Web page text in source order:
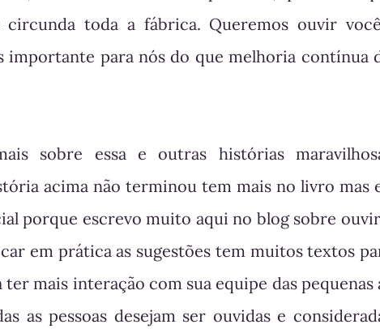
toda a fábrica. Queremos ouvir
importante para nós do que melhoria contínua
sobre essa e outras histórias
acima não terminou tem mais no livro mas
porque escrevo muito aqui no blog sobre
em prática as sugestões tem muitos textos
mais interação com sua equipe das pequenas
as pessoas desejam ser ouvidas e